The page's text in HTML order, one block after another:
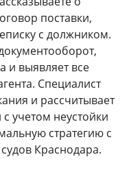
поставки,
с должником.
и выявляет все
Специалист
и рассчитывает
учетом неустойки
стратегию с
Краснодара.